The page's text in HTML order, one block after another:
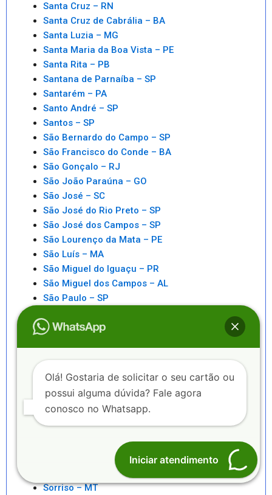
Santa Cruz – RN
Santa Cruz de Cabrália – BA
Santa Luzia – MG
Santa Maria da Boa Vista – PE
Santa Rita – PB
Santana de Parnaíba – SP
Santarém – PA
Santo André – SP
Santos – SP
São Bernardo do Campo – SP
São Francisco do Conde – BA
São Gonçalo – RJ
São João Paraúna – GO
São José – SC
São José do Rio Preto – SP
São José dos Campos – SP
São Lourenço da Mata – PE
São Luís – MA
São Miguel do Iguaçu – PR
São Miguel dos Campos – AL
São Paulo – SP
São Sebastiao – SP
Senhor do Bonfim – BA
Serra – ES
Serrinha – BA
Sete Lagoas – MG
Sorriso – MT
Olá! Gostaria de solicitar o seu cartão ou
possui alguma dúvida? Fale agora
conosco no Whatsapp.
Iniciar atendimento